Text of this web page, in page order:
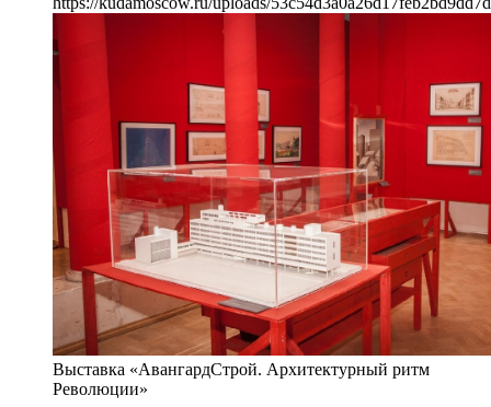
Выставка «АвангардСтрой. Архитектурный ритм
Революции»